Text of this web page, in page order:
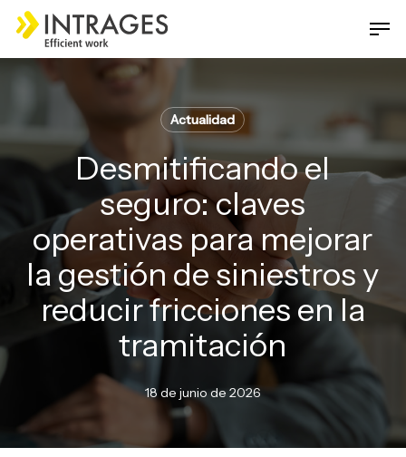
Skip
main
content
Actualidad
Desmitificando el
seguro: claves
operativas para mejorar
la gestión de siniestros y
reducir fricciones en la
tramitación
18 de junio de 2026
Close